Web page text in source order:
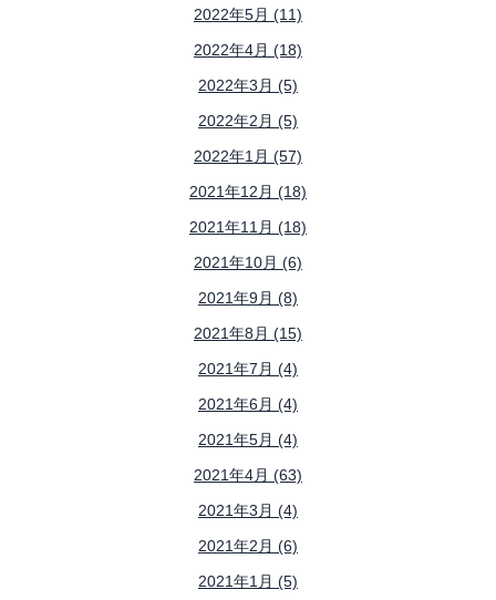
2022年5月 (11)
2022年4月 (18)
2022年3月 (5)
2022年2月 (5)
2022年1月 (57)
2021年12月 (18)
2021年11月 (18)
2021年10月 (6)
2021年9月 (8)
2021年8月 (15)
2021年7月 (4)
2021年6月 (4)
2021年5月 (4)
2021年4月 (63)
2021年3月 (4)
2021年2月 (6)
2021年1月 (5)